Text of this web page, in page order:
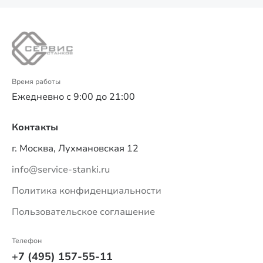
Время работы
Ежедневно с 9:00 до 21:00
Контакты
г. Москва, Лухмановская 12
info@service-stanki.ru
Политика конфиденциальности
Пользовательское соглашение
Телефон
+7 (495) 157-55-11